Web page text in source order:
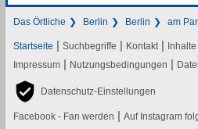
Das Örtliche Berlin Berlin am
Startseite | Suchbegriffe | Kontakt |
Impressum | Nutzungsbedingungen |
Datenschutz-Einstellungen
Facebook - Fan werden | Auf Instagram